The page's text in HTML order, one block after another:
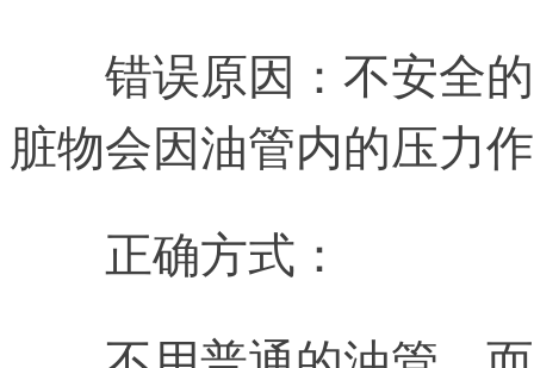
错误原因：不安全
脏物会因油管内的压力
正确方式：